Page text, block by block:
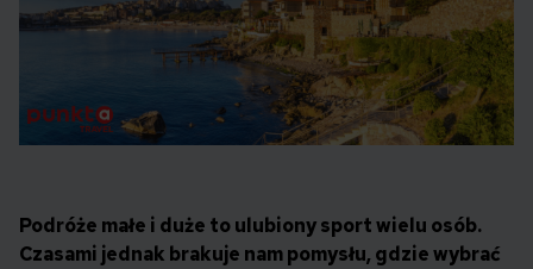
Podróże małe i duże to ulubiony sport wielu osób.
Czasami jednak brakuje nam pomysłu, gdzie wybrać